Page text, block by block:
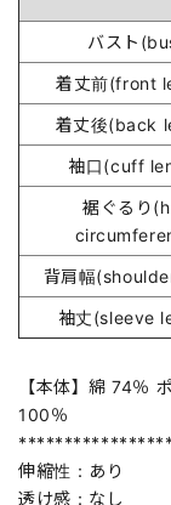
バスト
着丈前(front
着丈後(back
袖口(cuff
裾ぐるり
背肩幅
袖丈(sleeve
【本体】綿 74％
100％
伸縮性：あり
透け感：なし